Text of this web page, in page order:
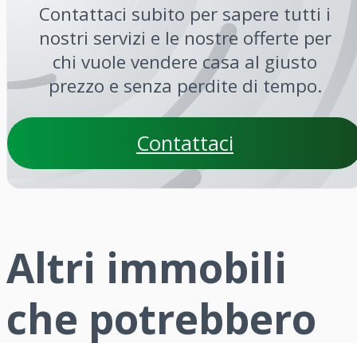
Contattaci subito per sapere tutti i
nostri servizi e le nostre offerte per
chi vuole vendere casa al giusto
prezzo e senza perdite di tempo.
Contattaci
Altri immobili
che potrebbero